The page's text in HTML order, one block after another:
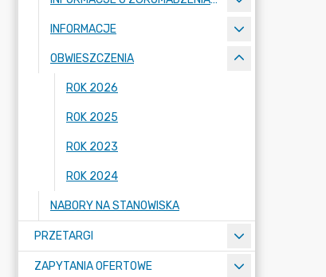
INFORMACJE
OBWIESZCZENIA
ROK 2026
ROK 2025
ROK 2023
ROK 2024
NABORY NA STANOWISKA
PRZETARGI
ZAPYTANIA OFERTOWE